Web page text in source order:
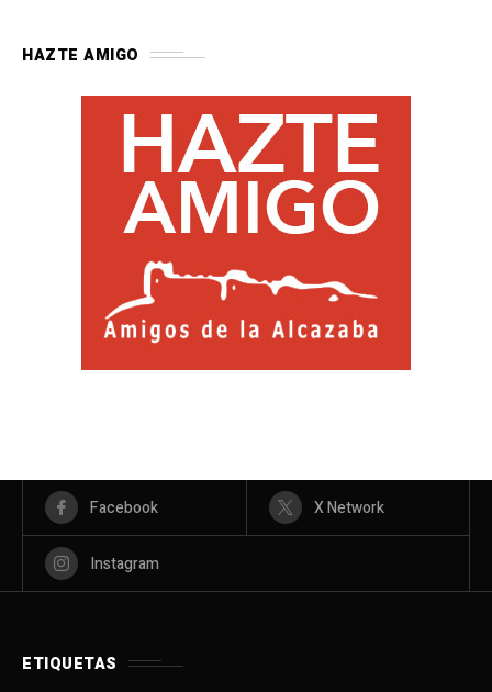
HAZTE AMIGO
Facebook X Network
Instagram
ETIQUETAS